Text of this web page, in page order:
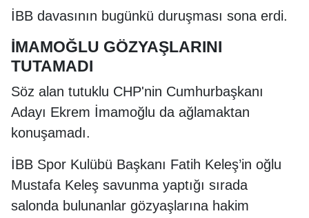
İBB davasının bugünkü duruşması sona erdi.
İMAMOĞLU GÖZYAŞLARINI
TUTAMADI
Söz alan tutuklu CHP'nin Cumhurbaşkanı
Adayı Ekrem İmamoğlu da ağlamaktan
konuşamadı.
İBB Spor Kulübü Başkanı Fatih Keleş’in oğlu
Mustafa Keleş savunma yaptığı sırada
salonda bulunanlar gözyaşlarına hakim